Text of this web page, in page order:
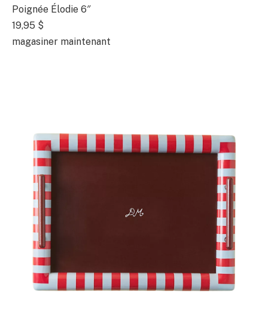
Poignée Élodie 6″
19,95 $
magasiner maintenant